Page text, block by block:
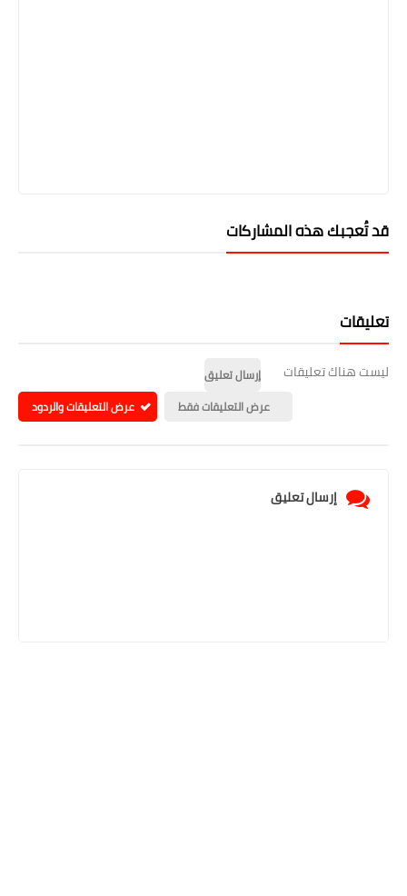
قد تُعجبك هذه المشاركات
تعليقات
ليست هناك تعليقات
إرسال تعليق
عرض التعليقات فقط
عرض التعليقات والردود
إرسال تعليق